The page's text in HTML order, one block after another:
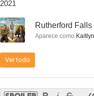
2021
-- Rutherford Falls
Aparece como Kaitlyn
Ver todo